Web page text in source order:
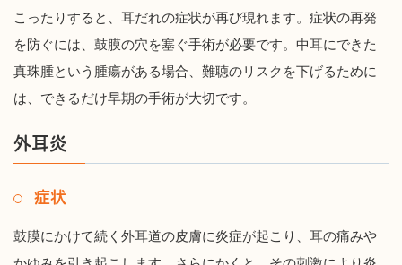
こったりすると、耳だれの症状が再び現れます。症状の再発
を防ぐには、鼓膜の穴を塞ぐ手術が必要です。中耳にできた
真珠腫という腫瘍がある場合、難聴のリスクを下げるために
は、できるだけ早期の手術が大切です。
外耳炎
症状
鼓膜にかけて続く外耳道の皮膚に炎症が起こり、耳の痛みや